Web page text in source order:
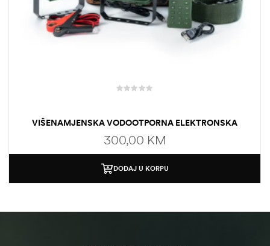
VIŠENAMJENSKA VODOOTPORNA ELEKTRONSKA
VABILICA / PLAŠILICA 60W
300,00 KM
DODAJ U KORPU